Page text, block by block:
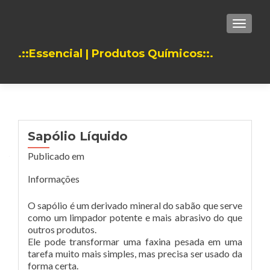
.::Essencial | Produtos Químicos::.
Sapólio Líquido
Publicado em
Informações
O sapólio é um derivado mineral do sabão que serve
como um limpador potente e mais abrasivo do que
outros produtos.
Ele pode transformar uma faxina pesada em uma
tarefa muito mais simples, mas precisa ser usado da
forma certa.